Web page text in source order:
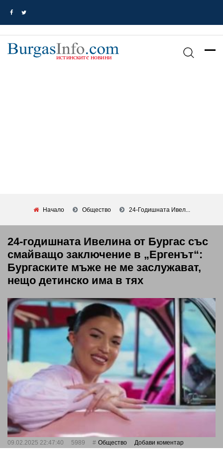
Начало Общество 24-Годишната Ивел...
24-годишната Ивелина от Бургас със
смайващо заключение в „Ергенът“:
Бургаските мъже не ме заслужават,
нещо детинско има в тях
09.02.2025 22:47:40 5989 Общество Добави коментар